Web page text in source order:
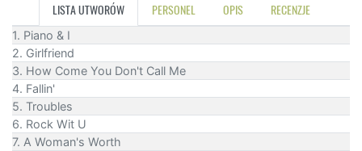
LISTA UTWORÓW PERSONEL OPIS RECENZJE
1. Piano & I
2. Girlfriend
3. How Come You Don't Call Me
4. Fallin'
5. Troubles
6. Rock Wit U
7. A Woman's Worth